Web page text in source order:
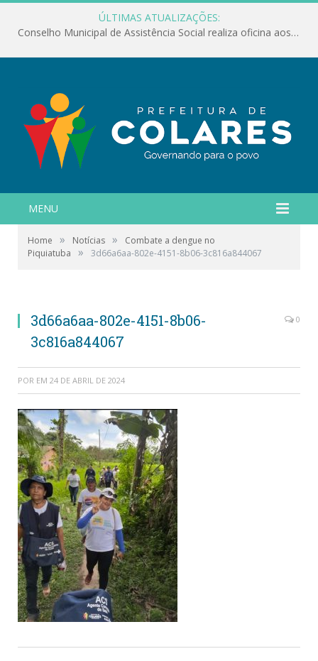
ÚLTIMAS ATUALIZAÇÕES:
Conselho Municipal de Assistência Social realiza oficina aos servidores
MENU
Home » Notícias »
Combate a dengue no
Piquiatuba
» 3d66a6aa-802e-4151-8b06-3c816a844067
3d66a6aa-802e-4151-8b06-
3c816a844067
0
POR EM 24 DE ABRIL DE 2024